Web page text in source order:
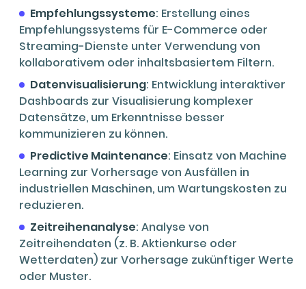
Empfehlungssysteme: Erstellung eines
Empfehlungssystems für E-Commerce oder
Streaming-Dienste unter Verwendung von
kollaborativem oder inhaltsbasiertem Filtern.
Datenvisualisierung: Entwicklung interaktiver
Dashboards zur Visualisierung komplexer
Datensätze, um Erkenntnisse besser
kommunizieren zu können.
Predictive Maintenance: Einsatz von Machine
Learning zur Vorhersage von Ausfällen in
industriellen Maschinen, um Wartungskosten zu
reduzieren.
Zeitreihenanalyse: Analyse von
Zeitreihendaten (z. B. Aktienkurse oder
Wetterdaten) zur Vorhersage zukünftiger Werte
oder Muster.